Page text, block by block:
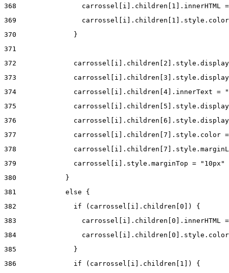
368
carrossel[i].children[1].innerHTML
369
370
              }
371
372
373
374
carrossel[i].children[4].innerText =
375
376
377
carrossel[i].children[7].style.color
378
379
              carrossel[i].style.marginTop = "10px"
380
            }
381
            else {
382
              if (carrossel[i].children[0]) {
383
carrossel[i].children[0].innerHTML
384
385
              }
386
              if (carrossel[i].children[1]) {